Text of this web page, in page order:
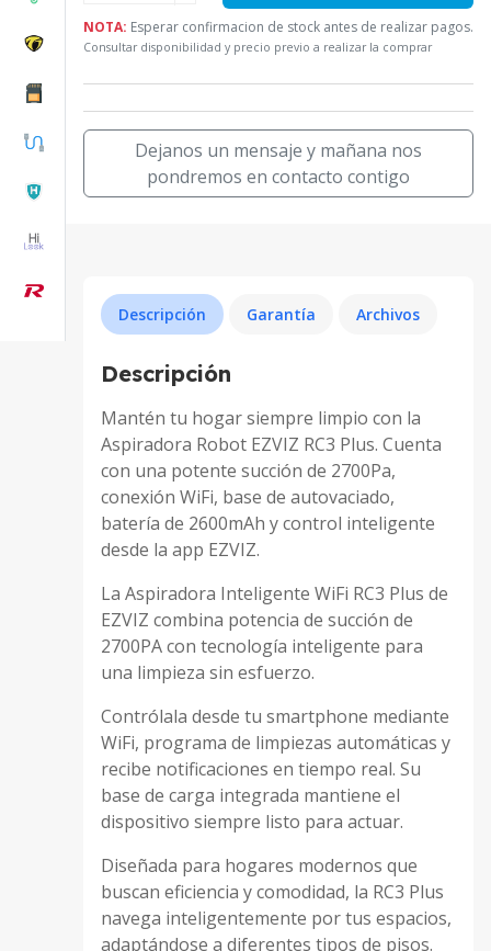
NOTA: Esperar confirmacion de stock antes de realizar pagos.
Consultar disponibilidad y precio previo a realizar la comprar
Dejanos un mensaje y mañana nos
pondremos en contacto contigo
Descripción Garantía Archivos
Descripción
Mantén tu hogar siempre limpio con la
Aspiradora Robot EZVIZ RC3 Plus. Cuenta
con una potente succión de 2700Pa,
conexión WiFi, base de autovaciado,
batería de 2600mAh y control inteligente
desde la app EZVIZ.
La Aspiradora Inteligente WiFi RC3 Plus de
EZVIZ combina potencia de succión de
2700PA con tecnología inteligente para
una limpieza sin esfuerzo.
Contrólala desde tu smartphone mediante
WiFi, programa de limpiezas automáticas y
recibe notificaciones en tiempo real. Su
base de carga integrada mantiene el
dispositivo siempre listo para actuar.
Diseñada para hogares modernos que
buscan eficiencia y comodidad, la RC3 Plus
navega inteligentemente por tus espacios,
adaptándose a diferentes tipos de pisos.